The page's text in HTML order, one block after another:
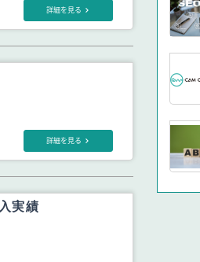
詳細を見る
詳細を見る
実績